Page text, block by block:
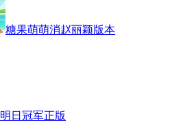
糖果萌萌消赵丽颖版本
明日冠军正版